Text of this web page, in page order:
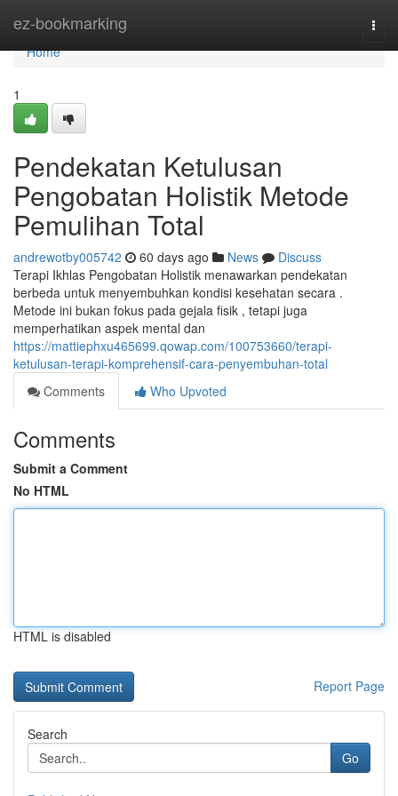
ez-bookmarking
Home
Home
1
Pendekatan Ketulusan
Pengobatan Holistik Metode
Pemulihan Total
andrewotby005742 60 days ago News
Discuss
Terapi Ikhlas Pengobatan Holistik menawarkan pendekatan
berbeda untuk menyembuhkan kondisi kesehatan secara .
Metode ini bukan fokus pada gejala fisik , tetapi juga
memperhatikan aspek mental dan
https://mattiephxu465699.qowap.com/100753660/terapi-
ketulusan-terapi-komprehensif-cara-penyembuhan-total
Comments
Who Upvoted
Comments
Submit a Comment
No HTML
HTML is disabled
Report Page
Search
Go